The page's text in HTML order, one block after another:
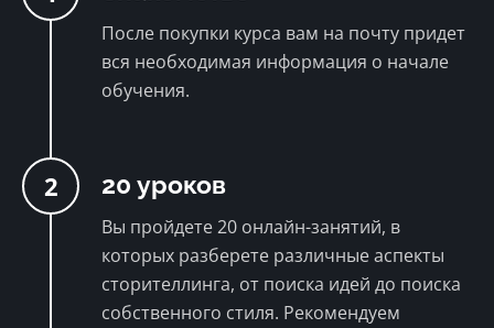
После покупки курса вам на почту придет
вся необходимая информация о начале
обучения.
2 20 уроков
Вы пройдете 20 онлайн-занятий, в
которых разберете различные аспекты
сторителлинга, от поиска идей до поиска
собственного стиля. Рекомендуем